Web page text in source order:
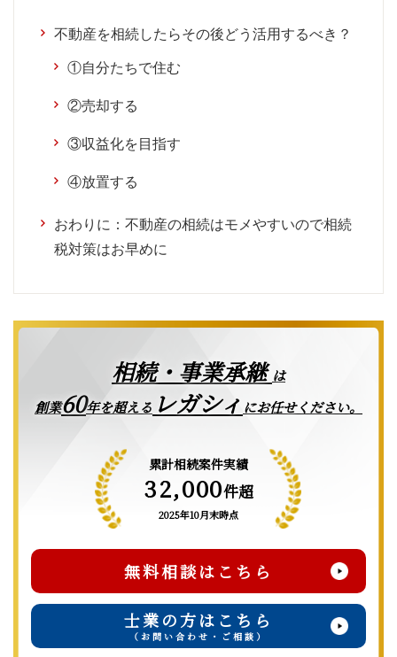
不動産を相続したらその後どう活用するべき？
①自分たちで住む
②売却する
③収益化を目指す
④放置する
おわりに：不動産の相続はモメやすいので相続
税対策はお早めに
相続・事業承継は
創業60年を超える レガシィ にお任せください。
累計相続案件実績
32,000件超
2025年10月末時点
無料相談はこちら
士業の方はこちら
（お問い合わせ・ご相談）